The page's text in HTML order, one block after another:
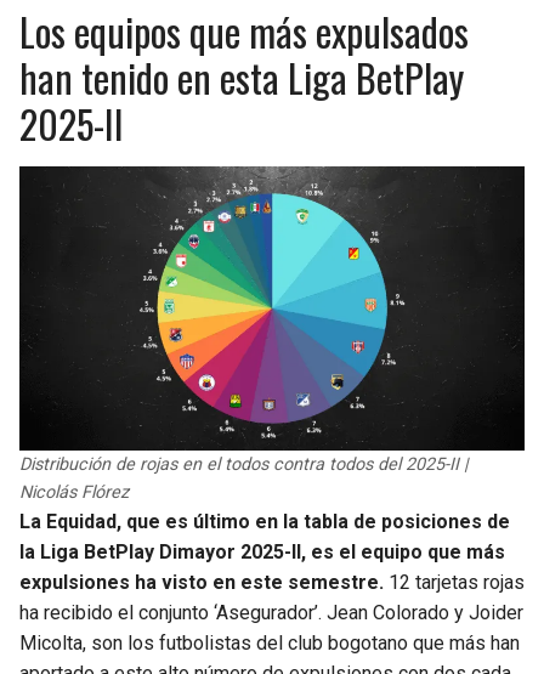
Los equipos que más expulsados
han tenido en esta Liga BetPlay
2025-II
Distribución de rojas en el todos contra todos del 2025-II |
Nicolás Flórez
La Equidad, que es último en la tabla de posiciones de
la Liga BetPlay Dimayor 2025-II, es el equipo que más
expulsiones ha visto en este semestre. 12 tarjetas rojas
ha recibido el conjunto ‘Asegurador’. Jean Colorado y Joider
Micolta, son los futbolistas del club bogotano que más han